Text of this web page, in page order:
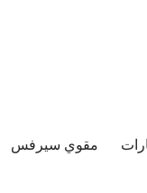
مقوي سيرفس